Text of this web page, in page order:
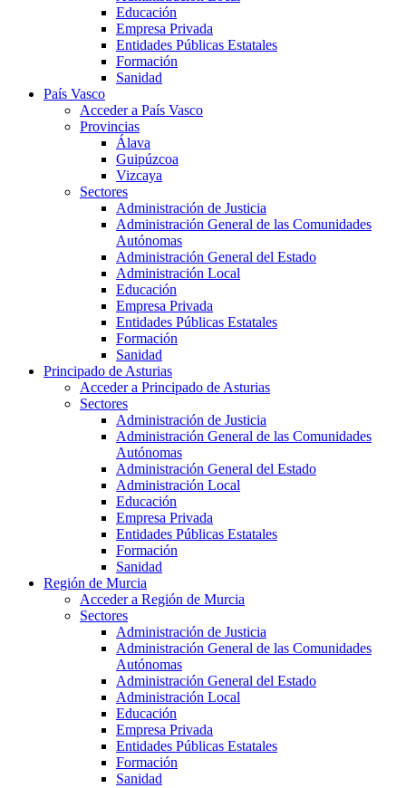
Educación
Empresa Privada
Entidades Públicas Estatales
Formación
Sanidad
País Vasco
Acceder a País Vasco
Provincias
Álava
Guipúzcoa
Vizcaya
Sectores
Administración de Justicia
Administración General de las Comunidades
Autónomas
Administración General del Estado
Administración Local
Educación
Empresa Privada
Entidades Públicas Estatales
Formación
Sanidad
Principado de Asturias
Acceder a Principado de Asturias
Sectores
Administración de Justicia
Administración General de las Comunidades
Autónomas
Administración General del Estado
Administración Local
Educación
Empresa Privada
Entidades Públicas Estatales
Formación
Sanidad
Región de Murcia
Acceder a Región de Murcia
Sectores
Administración de Justicia
Administración General de las Comunidades
Autónomas
Administración General del Estado
Administración Local
Educación
Empresa Privada
Entidades Públicas Estatales
Formación
Sanidad